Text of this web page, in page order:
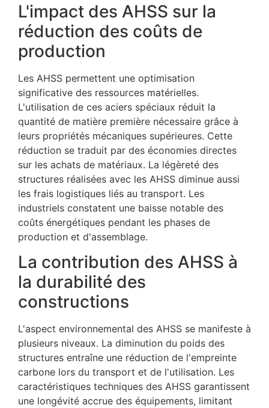
L'impact des AHSS sur la
réduction des coûts de
production
Les AHSS permettent une optimisation
significative des ressources matérielles.
L'utilisation de ces aciers spéciaux réduit la
quantité de matière première nécessaire grâce à
leurs propriétés mécaniques supérieures. Cette
réduction se traduit par des économies directes
sur les achats de matériaux. La légèreté des
structures réalisées avec les AHSS diminue aussi
les frais logistiques liés au transport. Les
industriels constatent une baisse notable des
coûts énergétiques pendant les phases de
production et d'assemblage.
La contribution des AHSS à
la durabilité des
constructions
L'aspect environnemental des AHSS se manifeste à
plusieurs niveaux. La diminution du poids des
structures entraîne une réduction de l'empreinte
carbone lors du transport et de l'utilisation. Les
caractéristiques techniques des AHSS garantissent
une longévité accrue des équipements, limitant